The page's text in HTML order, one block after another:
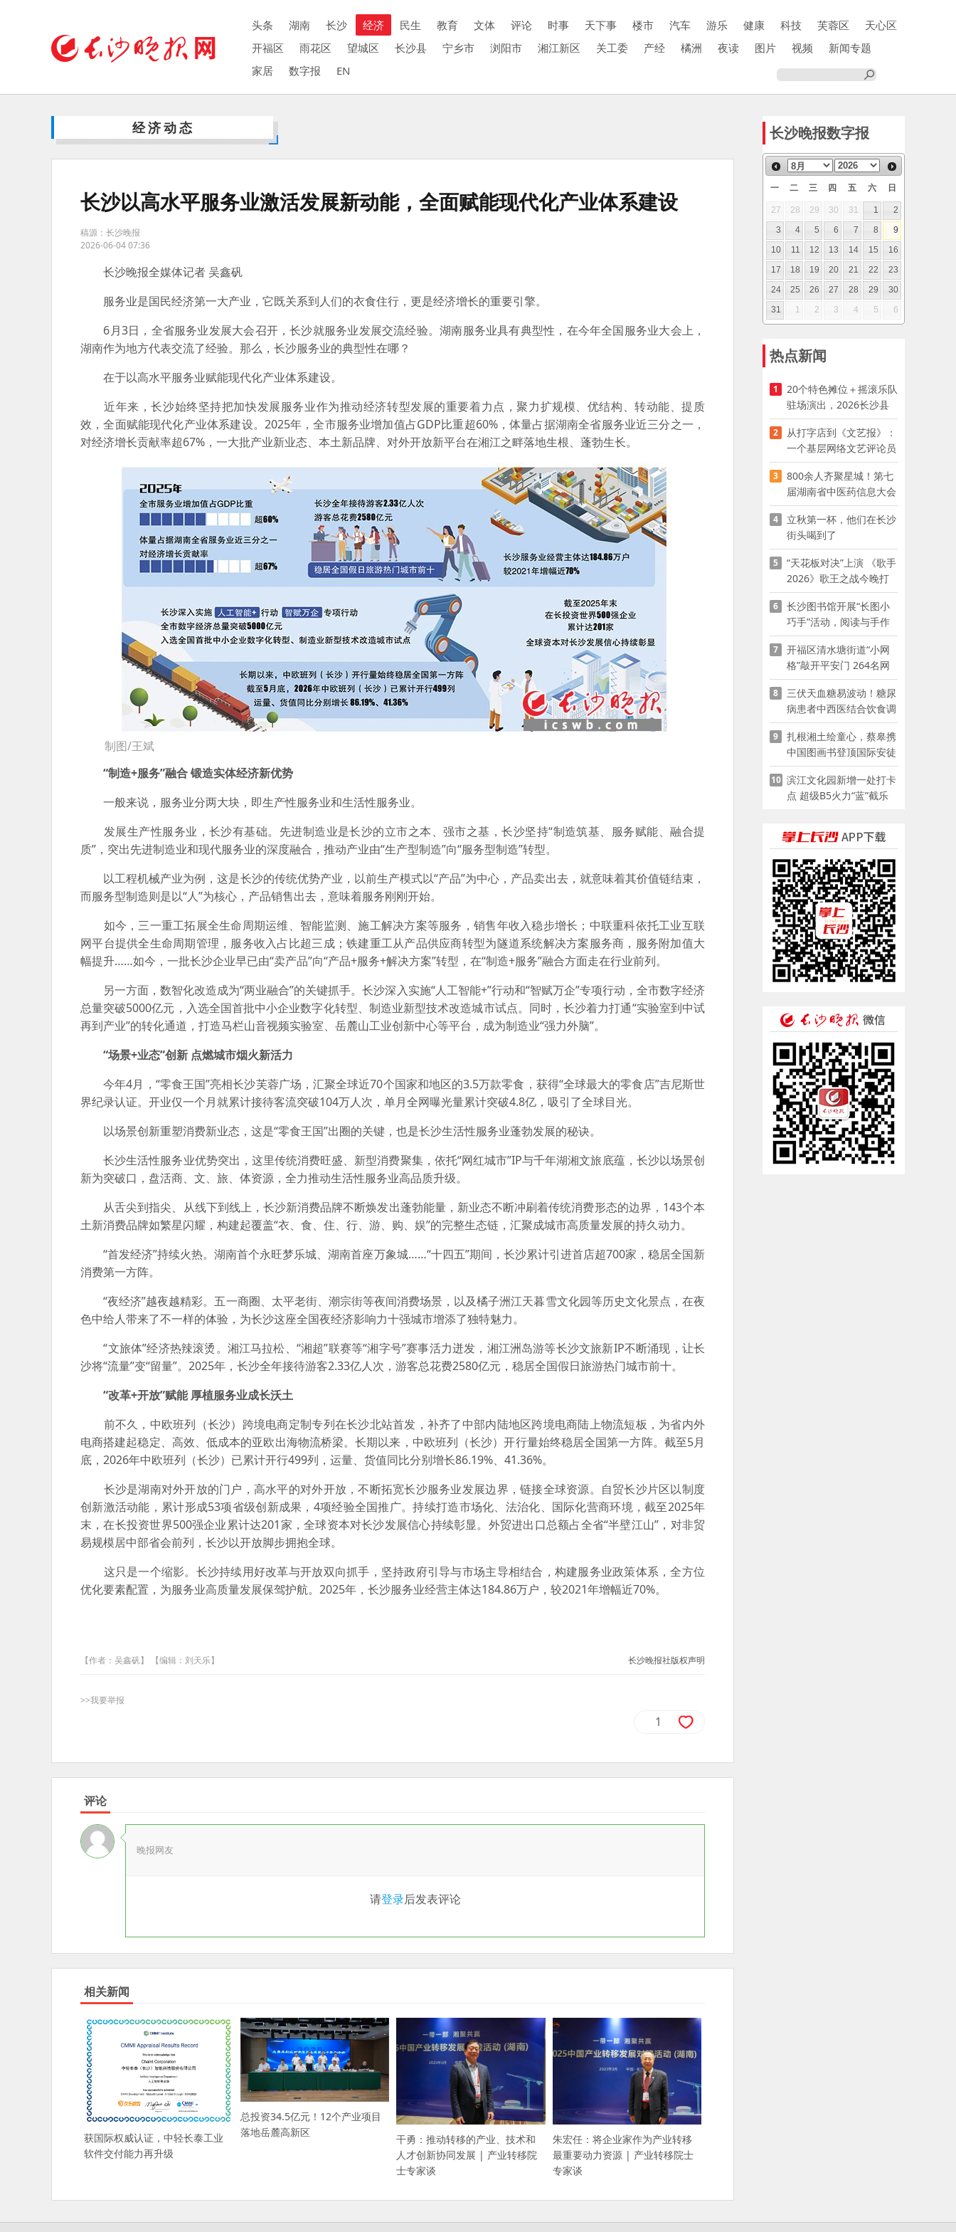
头条 湖南 长沙 经济 民生 教育 文体 评论 时事 天下事 楼市 汽车 游乐 健康 科技 芙蓉区
天心区
开福区
雨花区 望城区 长沙县 宁乡市 浏阳市 湘江新区 关工委 产经 橘洲 夜读 图片 视频
新闻专题
家居
数字报 EN
经济动态
长沙以高水平服务业激活发展新动能，全面赋能现代化产业体系建设
稿源：长沙晚报
2026-06-04 07:36
长沙晚报全媒体记者 吴鑫矾
服务业是国民经济第一大产业，它既关系到人们的衣食住行，更是经济增长的重要引擎。
6月3日，全省服务业发展大会召开，长沙就服务业发展交流经验。湖南服务业具有典型性，在今年全国服务业大会上，
湖南作为地方代表交流了经验。那么，长沙服务业的典型性在哪？
在于以高水平服务业赋能现代化产业体系建设。
近年来，长沙始终坚持把加快发展服务业作为推动经济转型发展的重要着力点，聚力扩规模、优结构、转动能、提质
效，全面赋能现代化产业体系建设。2025年，全市服务业增加值占GDP比重超60%，体量占据湖南全省服务业近三分之一，
对经济增长贡献率超67%，一大批产业新业态、本土新品牌、对外开放新平台在湘江之畔落地生根、蓬勃生长。
制图/王斌
“制造+服务”融合 锻造实体经济新优势
一般来说，服务业分两大块，即生产性服务业和生活性服务业。
发展生产性服务业，长沙有基础。先进制造业是长沙的立市之本、强市之基，长沙坚持“制造筑基、服务赋能、融合提
质”，突出先进制造业和现代服务业的深度融合，推动产业由“生产型制造”向“服务型制造”转型。
以工程机械产业为例，这是长沙的传统优势产业，以前生产模式以“产品”为中心，产品卖出去，就意味着其价值链结束，
而服务型制造则是以“人”为核心，产品销售出去，意味着服务刚刚开始。
如今，三一重工拓展全生命周期运维、智能监测、施工解决方案等服务，销售年收入稳步增长；中联重科依托工业互联
网平台提供全生命周期管理，服务收入占比超三成；铁建重工从产品供应商转型为隧道系统解决方案服务商，服务附加值大
幅提升……如今，一批长沙企业早已由“卖产品”向“产品+服务+解决方案”转型，在“制造+服务”融合方面走在行业前列。
另一方面，数智化改造成为“两业融合”的关键抓手。长沙深入实施“人工智能+”行动和“智赋万企”专项行动，全市数字经济
总量突破5000亿元，入选全国首批中小企业数字化转型、制造业新型技术改造城市试点。同时，长沙着力打通“实验室到中试
再到产业”的转化通道，打造马栏山音视频实验室、岳麓山工业创新中心等平台，成为制造业“强力外脑”。
“场景+业态”创新 点燃城市烟火新活力
今年4月，“零食王国”亮相长沙芙蓉广场，汇聚全球近70个国家和地区的3.5万款零食，获得“全球最大的零食店”吉尼斯世
界纪录认证。开业仅一个月就累计接待客流突破104万人次，单月全网曝光量累计突破4.8亿，吸引了全球目光。
以场景创新重塑消费新业态，这是“零食王国”出圈的关键，也是长沙生活性服务业蓬勃发展的秘诀。
长沙生活性服务业优势突出，这里传统消费旺盛、新型消费聚集，依托“网红城市”IP与千年湖湘文旅底蕴，长沙以场景创
新为突破口，盘活商、文、旅、体资源，全力推动生活性服务业高品质升级。
从舌尖到指尖、从线下到线上，长沙新消费品牌不断焕发出蓬勃能量，新业态不断冲刷着传统消费形态的边界，143个本
土新消费品牌如繁星闪耀，构建起覆盖“衣、食、住、行、游、购、娱”的完整生态链，汇聚成城市高质量发展的持久动力。
“首发经济”持续火热。湖南首个永旺梦乐城、湖南首座万象城……“十四五”期间，长沙累计引进首店超700家，稳居全国新
消费第一方阵。
“夜经济”越夜越精彩。五一商圈、太平老街、潮宗街等夜间消费场景，以及橘子洲江天暮雪文化园等历史文化景点，在夜
色中给人带来了不一样的体验，为长沙这座全国夜经济影响力十强城市增添了独特魅力。
“文旅体”经济热辣滚烫。湘江马拉松、“湘超”联赛等“湘字号”赛事活力迸发，湘江洲岛游等长沙文旅新IP不断涌现，让长
沙将“流量”变“留量”。2025年，长沙全年接待游客2.33亿人次，游客总花费2580亿元，稳居全国假日旅游热门城市前十。
“改革+开放”赋能 厚植服务业成长沃土
前不久，中欧班列（长沙）跨境电商定制专列在长沙北站首发，补齐了中部内陆地区跨境电商陆上物流短板，为省内外
电商搭建起稳定、高效、低成本的亚欧出海物流桥梁。长期以来，中欧班列（长沙）开行量始终稳居全国第一方阵。截至5月
底，2026年中欧班列（长沙）已累计开行499列，运量、货值同比分别增长86.19%、41.36%。
长沙是湖南对外开放的门户，高水平的对外开放，不断拓宽长沙服务业发展边界，链接全球资源。自贸长沙片区以制度
创新激活动能，累计形成53项省级创新成果，4项经验全国推广。持续打造市场化、法治化、国际化营商环境，截至2025年
末，在长投资世界500强企业累计达201家，全球资本对长沙发展信心持续彰显。外贸进出口总额占全省“半壁江山”，对非贸
易规模居中部省会前列，长沙以开放脚步拥抱全球。
这只是一个缩影。长沙持续用好改革与开放双向抓手，坚持政府引导与市场主导相结合，构建服务业政策体系，全方位
优化要素配置，为服务业高质量发展保驾护航。2025年，长沙服务业经营主体达184.86万户，较2021年增幅近70%。
【作者：吴鑫矾】 【编辑：刘天乐】 长沙晚报社版权声明
>>我要举报
1
评论
晚报网友
请登录后发表评论
相关新闻
获国际权威认证，中轻长泰工业
软件交付能力再升级
总投资34.5亿元！12个产业项目
落地岳麓高新区
干勇：推动转移的产业、技术和
人才创新协同发展 | 产业转移院
士专家谈
朱宏任：将企业家作为产业转移
最重要动力资源 | 产业转移院士
专家谈
长沙晚报数字报
一 二 三 四 五 六 日
27 28 29 30 31 1
2
3
4 5 6 7 8
9
10
11 12 13 14 15
16
17
18 19 20 21 22
23
24
25 26 27 28 29
30
31
1 2 3 4 5 6
热点新闻
1
20个特色摊位＋摇滚乐队
驻场演出，2026长沙县
夜市嘉年华启幕
2
从打字店到《文艺报》：
一个基层网络文艺评论员
的突围
3
800余人齐聚星城！第七
届湖南省中医药信息大会
开幕，AI正在“读懂”古老
中医
4
立秋第一杯，他们在长沙
街头喝到了
5
“天花板对决”上演 《歌手
2026》歌王之战今晚打
响
6
长沙图书馆开展“长图小
巧手”活动，阅读与手作
赋能少儿暑期成长
7
开福区清水塘街道“小网
格”敲开平安门 264名网
格员扫楼“错峰问安”
8
三伏天血糖易波动！糖尿
病患者中西医结合饮食调
养指南
9
扎根湘土绘童心，蔡皋携
中国图画书登顶国际安徒
生奖
10 滨江文化园新增一处打卡
点 超级B5火力“蓝”截乐